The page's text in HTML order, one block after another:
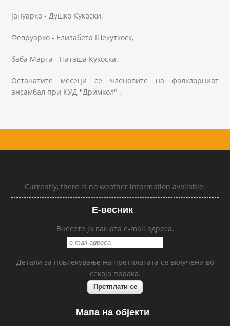
Јануарко - Душко Кукоски,
Февруарко - Елизабета Шекуткоск,
баба Марта - Наташа Кукоска.
Останатите месеци се членовите на фолклорниот
ансамбал при КУД "Дримкол" .
Currently, there is no weather information available.
Е-весник
Внесете ја вашата e-mail адреса.
Детали за повлекување на претплатата се вклучени во
секоја порака.
Мапа на објекти